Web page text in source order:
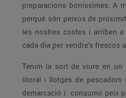
preparacions boníssimes. A
perquè són peixos de
les nostres costes i arriben
cada dia per vendre’s frescos
Tenim la sort de viure en un
litoral i llotges de pescadors
demarcació i consumir peix